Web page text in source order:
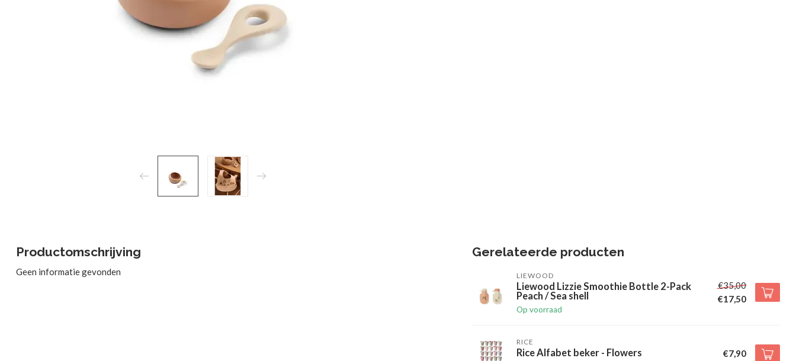
Productomschrijving
Geen informatie gevonden
Gerelateerde producten
LIEWOOD
Liewood Lizzie Smoothie Bottle 2-Pack
Peach / Sea shell
Op voorraad
€35,00
€17,50
RICE
Rice Alfabet beker - Flowers €7,90